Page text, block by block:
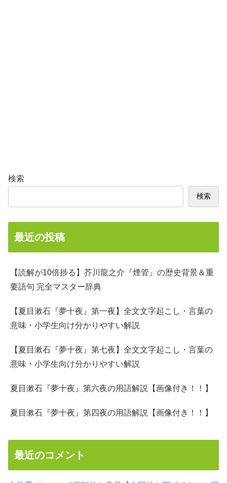
検索
検索
最近の投稿
【読解が10倍捗る】芥川龍之介『煙管』の歴史背景＆重
要語句 完全マスター辞典
【夏目漱石『夢十夜』第一夜】全文文字起こし・言葉の
意味・小学生向け分かりやすい解説
【夏目漱石『夢十夜』第七夜】全文文字起こし・言葉の
意味・小学生向け分かりやすい解説
夏目漱石『夢十夜』第六夜の用語解説【画像付き！！】
夏目漱石『夢十夜』第四夜の用語解説【画像付き！！】
最近のコメント